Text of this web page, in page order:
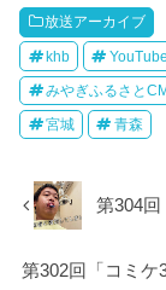
放送アーカイブ
khb
みやぎふるさと
宮城 青森
第304
第302回「コミケ